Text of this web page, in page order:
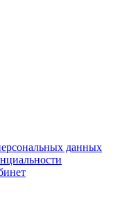
данных